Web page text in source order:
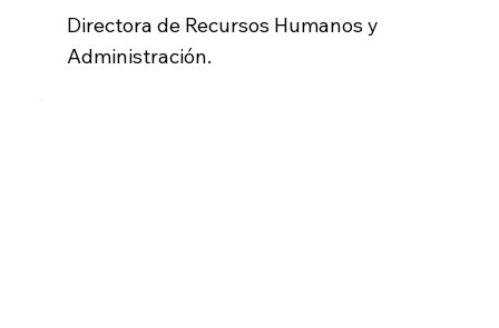
Directora de Recursos Humanos y
Administración.